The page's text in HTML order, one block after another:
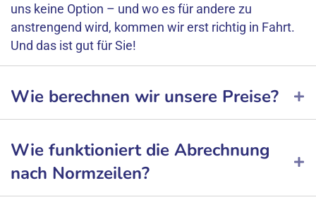
uns keine Option – und wo es für andere zu
anstrengend wird, kommen wir erst richtig in Fahrt.
Und das ist gut für Sie!
Wie berechnen wir unsere Preise?
Wie funktioniert die Abrechnung
nach Normzeilen?